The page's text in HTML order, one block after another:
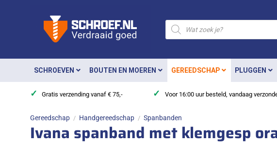
Producten
zoeken
SCHROEVEN BOUTEN EN MOEREN GEREEDSCHAP PLUGGEN
✓ Gratis verzending vanaf € 75,- ✓ Voor 16:00 uur besteld, vandaag
Gereedschap / Handgereedschap / Spanbanden
Ivana spanband met klemgesp